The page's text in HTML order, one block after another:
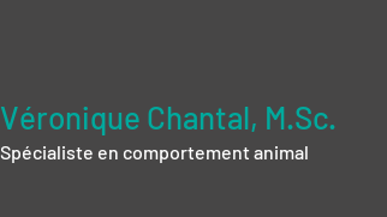
Véronique Chantal, M.Sc.
Spécialiste en comportement animal